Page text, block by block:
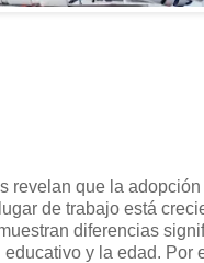
revelan que la
de trabajo está
diferencias
educativo y la edad. Por